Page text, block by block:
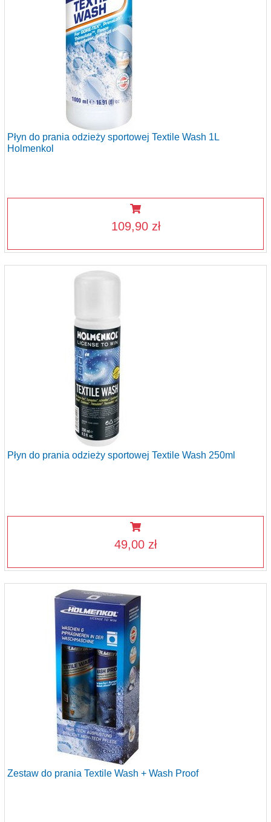
Płyn do prania odzieży sportowej Textile Wash 1L
Holmenkol
109,90 zł
Płyn do prania odzieży sportowej Textile Wash 250ml
49,00 zł
Zestaw do prania Textile Wash + Wash Proof